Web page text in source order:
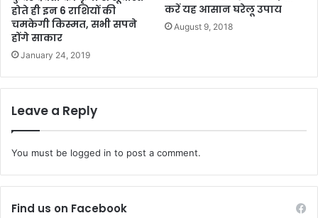
होते ही इन 6 राशियों की
चमकेगी किस्मत, सभी सपने
होंगे साकार
January 24, 2019
करें यह आसान घरेलू उपाय
August 9, 2018
Leave a Reply
You must be logged in to post a comment.
Find us on Facebook